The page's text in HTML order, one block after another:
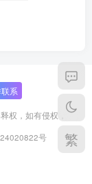
系
权，如有侵权，
号 繁